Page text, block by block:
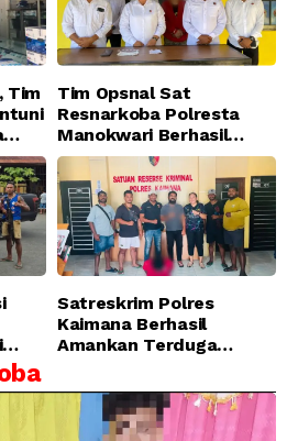
Tim
Tim Opsnal Sat
Resnarkoba Polresta
Manokwari Berhasil
Ungkap Kasus Tindak
Pidana Narkotika
Golongan I Jenis Shabu
di SP 4 Distrik Prafi kab.
Manokwari
di
Satreskrim Polres
Kaimana Berhasil
Amankan Terduga
Menggunakan Senjata
Tajam